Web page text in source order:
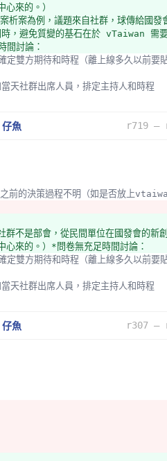
來的。）
案為例，議題來自社群，球傳給國發
時，避免質變的基石在於 vTaiwan 需
間討論：
天社群出席人員，排定主持人和時程
仔魚
r719 –
前的決策過程不明（如是否放上
不是部會，從民間單位在國發會的新
的。）*問卷無充足時間討論：
天社群出席人員，排定主持人和時程
仔魚
r307 –